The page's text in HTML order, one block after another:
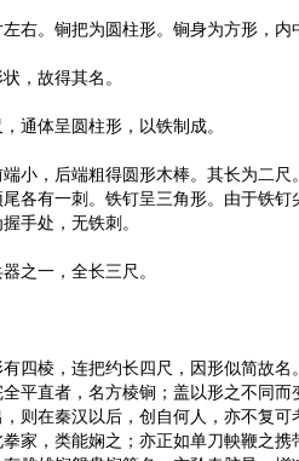
右。锏把为圆柱形。锏身为方形，内
，故得其名。
通体呈圆柱形，以铁制成。
小，后端粗得圆形木棒。其长为二尺
各有一刺。铁钉呈三角形。由于铁钉
握手处，无铁刺。
之一，全长三尺。
四棱，连把约长四尺，因形似简故名
平直者，名方棱锏；盖以形之不同而
则在秦汉以后，创自何人，亦不复
家，类能娴之；亦正如单刀軮鞭之